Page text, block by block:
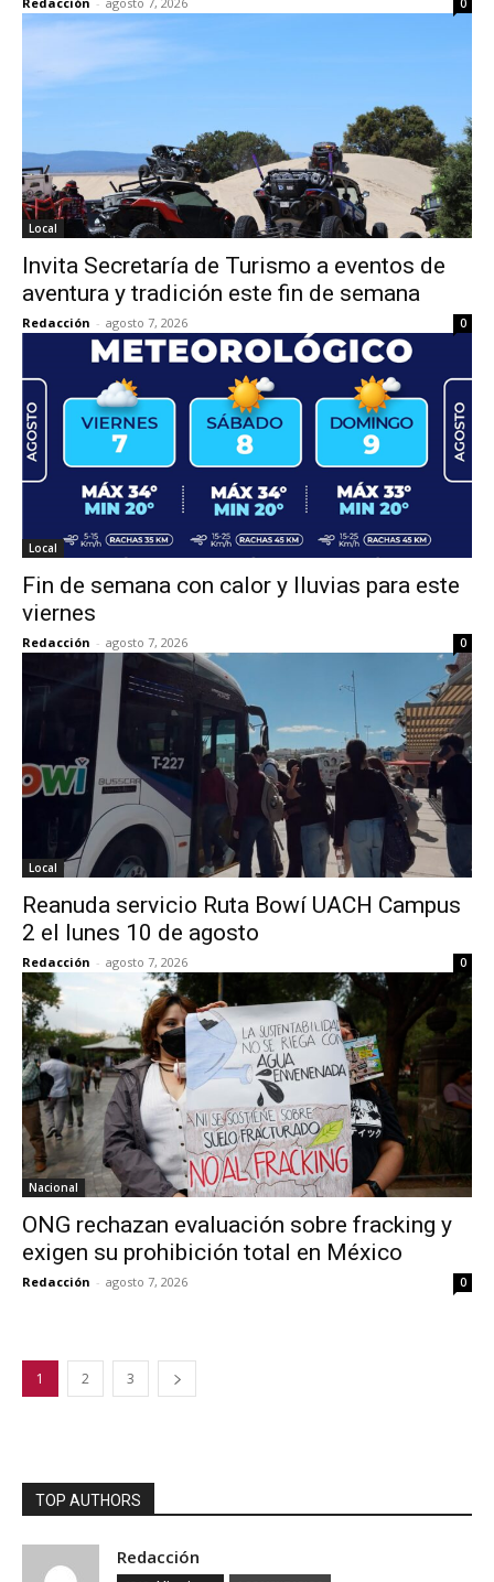
0
Local
Invita Secretaría de Turismo a eventos de
aventura y tradición este fin de semana
Redacción - agosto 7, 2026 0
Local
Fin de semana con calor y lluvias para este
viernes
Redacción - agosto 7, 2026 0
Local
Reanuda servicio Ruta Bowí UACH Campus
2 el lunes 10 de agosto
Redacción - agosto 7, 2026 0
Nacional
ONG rechazan evaluación sobre fracking y
exigen su prohibición total en México
Redacción - agosto 7, 2026 0
1 2 3
TOP AUTHORS
Redacción